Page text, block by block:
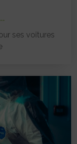
ses voitures